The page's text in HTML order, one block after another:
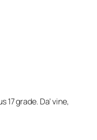
17 grade. Da’ vine,